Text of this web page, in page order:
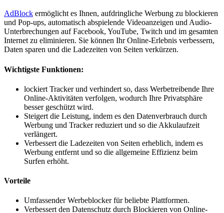
AdBlock ermöglicht es Ihnen, aufdringliche Werbung zu blockieren
und Pop-ups, automatisch abspielende Videoanzeigen und Audio-
Unterbrechungen auf Facebook, YouTube, Twitch und im gesamten
Internet zu eliminieren. Sie können Ihr Online-Erlebnis verbessern,
Daten sparen und die Ladezeiten von Seiten verkürzen.
Wichtigste Funktionen:
lockiert Tracker und verhindert so, dass Werbetreibende Ihre
Online-Aktivitäten verfolgen, wodurch Ihre Privatsphäre
besser geschützt wird.
Steigert die Leistung, indem es den Datenverbrauch durch
Werbung und Tracker reduziert und so die Akkulaufzeit
verlängert.
Verbessert die Ladezeiten von Seiten erheblich, indem es
Werbung entfernt und so die allgemeine Effizienz beim
Surfen erhöht.
Vorteile
Umfassender Werbeblocker für beliebte Plattformen.
Verbessert den Datenschutz durch Blockieren von Online-